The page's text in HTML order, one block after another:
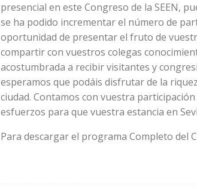
presencial en este Congreso de la SEEN,
se ha podido incrementar el número de
oportunidad de presentar el fruto de
compartir con vuestros colegas
acostumbrada a recibir visitantes y
esperamos que podáis disfrutar de la
ciudad. Contamos con vuestra
esfuerzos para que vuestra estancia en
Para descargar el programa Completo del